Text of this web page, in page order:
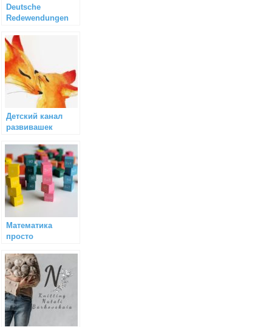
Deutsche
Redewendungen
Umgangssprache
Детский канал
развивашек
Математика
просто